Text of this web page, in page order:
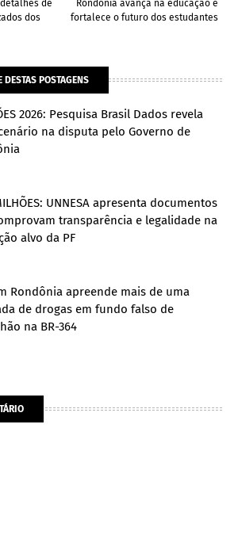
Rondônia avança na educação e
fortalece o futuro dos estudantes
de
dos
DESTAS POSTAGENS
2026: Pesquisa Brasil Dados revela
na disputa pelo Governo de
UNNESA apresenta documentos
transparência e legalidade na
alvo da PF
Rondônia apreende mais de uma
de drogas em fundo falso de
na BR-364